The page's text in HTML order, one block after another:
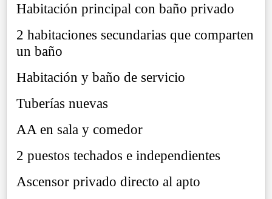
Habitación principal con baño privado
2 habitaciones secundarias que comparten
un baño
Habitación y baño de servicio
Tuberías nuevas
AA en sala y comedor
2 puestos techados e independientes
Ascensor privado directo al apto